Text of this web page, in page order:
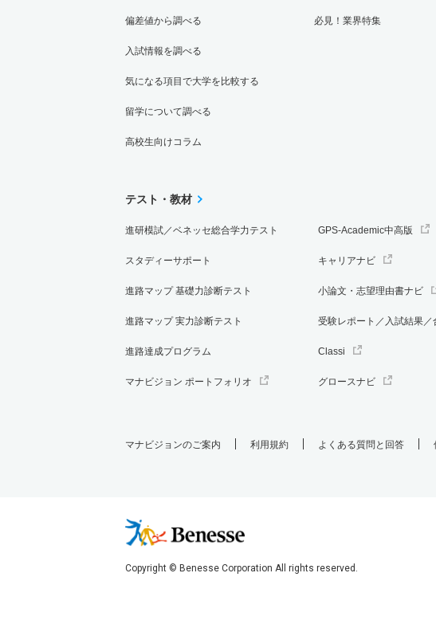
偏差値から調べる
入試情報を調べる
気になる項目で大学を比較する
留学について調べる
高校生向けコラム
必見！業界特集
テスト・教材
進研模試／ベネッセ総合学力テスト
スタディーサポート
進路マップ 基礎力診断テスト
進路マップ 実力診断テスト
進路達成プログラム
マナビジョン ポートフォリオ
GPS-Academic中高版
キャリアナビ
小論文・志望理由書ナビ
受験レポート／入試結果／
Classi
グロースナビ
マナビジョンのご案内 利用規約 よくある質問と回答
Copyright © Benesse Corporation All rights reserved.